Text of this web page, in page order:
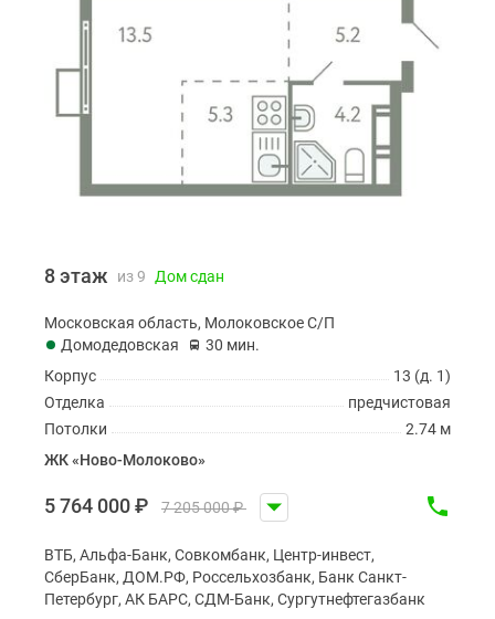
8 этаж из 9 Дом сдан
Московская область, Молоковское С/П
Домодедовская
30 мин.
13 (д. 1)
Корпус
предчистовая
Отделка
2.74 м
Потолки
ЖК «Ново-Молоково»
5 764 000₽ 7 205 000₽
ВТБ, Альфа-Банк, Совкомбанк, Центр-инвест,
СберБанк, ДОМ.РФ, Россельхозбанк, Банк Санкт-
Петербург, АК БАРС, СДМ-Банк, Сургутнефтегазбанк